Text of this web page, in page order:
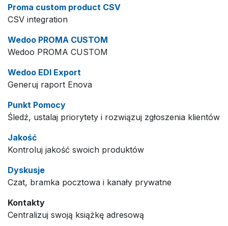
Proma custom product CSV
CSV integration
Wedoo PROMA CUSTOM
Wedoo PROMA CUSTOM
Wedoo EDI Export
Generuj raport Enova
Punkt Pomocy
Śledź, ustalaj priorytety i rozwiązuj zgłoszenia klientów
Jakość
Kontroluj jakość swoich produktów
Dyskusje
Czat, bramka pocztowa i kanały prywatne
Kontakty
Centralizuj swoją książkę adresową